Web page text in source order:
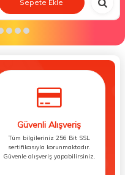
Sepete Ekle
Güvenli Alışveriş
Tüm bilgileriniz 256 Bit SSL
sertifikasıyla korunmaktadır.
Güvenle alışveriş yapabilirsiniz.